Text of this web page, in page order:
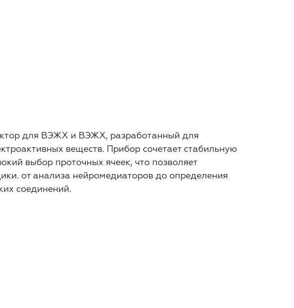
для ВЭЖХ и ВЭЖХ, разработанный для
веществ. Прибор сочетает стабильную
выбор проточных ячеек, что позволяет
от анализа нейромедиаторов до определения
соединений.